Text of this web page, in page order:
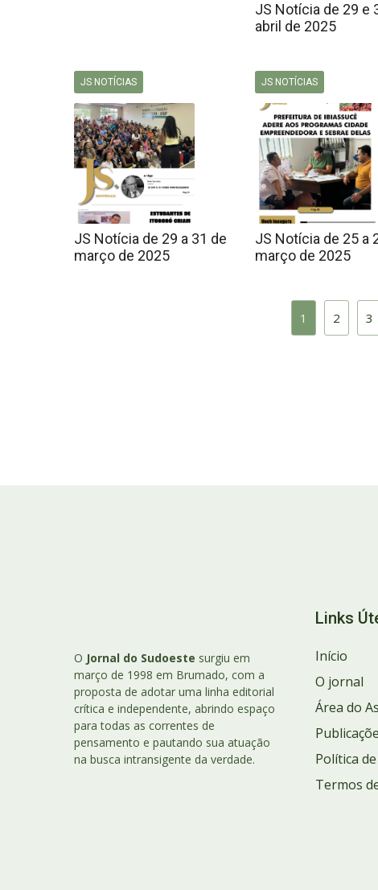
JS Notícia de 29 e
abril de 2025
JS NOTÍCIAS
JS Notícia de 29 a 31 de
março de 2025
JS NOTÍCIAS
JS Notícia de 25 a
março de 2025
1 2 3
O Jornal do Sudoeste surgiu em
março de 1998 em Brumado, com a
proposta de adotar uma linha editorial
crítica e independente, abrindo espaço
para todas as correntes de
pensamento e pautando sua atuação
na busca intransigente da verdade.
Links
Início
O jornal
Área do
Política
Termos